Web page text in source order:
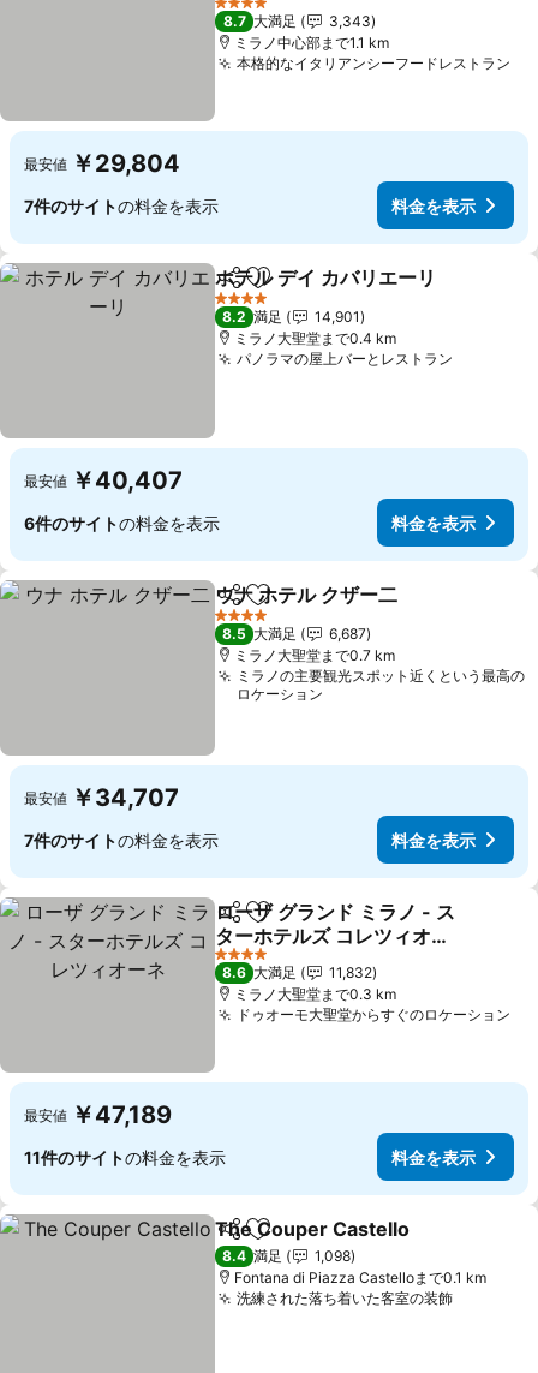
4 ホテルのランク
8.7 大満足
3,343
ミラノ中心部まで1.1 km
本格的なイタリアンシーフードレストラン
最安値 ￥29,804
7件のサイトの料金を表示 料金を表示
シェアお気に入りに追加
ホテル デイ カバリエーリ
4 ホテルのランク
8.2 満足
14,901
ミラノ大聖堂まで0.4 km
パノラマの屋上バーとレストラン
最安値 ￥40,407
6件のサイトの料金を表示 料金を表示
シェアお気に入りに追加
ウナ ホテル クザー二
4 ホテルのランク
8.5 大満足
6,687
ミラノ大聖堂まで0.7 km
ミラノの主要観光スポット近くという最高の
ロケーション
最安値 ￥34,707
7件のサイトの料金を表示 料金を表示
シェアお気に入りに追加
ローザ グランド ミラノ - ス
ターホテルズ コレツィオー
ネ
4 ホテルのランク
8.6 大満足
11,832
ミラノ大聖堂まで0.3 km
ドゥオーモ大聖堂からすぐのロケーション
最安値 ￥47,189
11件のサイトの料金を表示 料金を表示
シェアお気に入りに追加
The Couper Castello
8.4 満足
1,098
Fontana di Piazza Castelloまで0.1 km
洗練された落ち着いた客室の装飾